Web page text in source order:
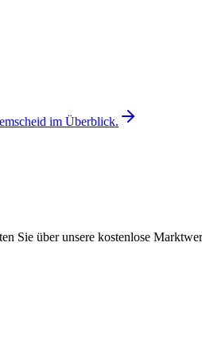
im Überblick.
Sie über unsere kostenlose